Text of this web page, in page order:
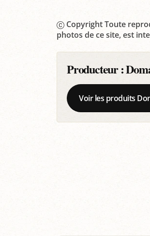
Copyright Toute
photos de ce site, est
Producteur :
Voir les produits